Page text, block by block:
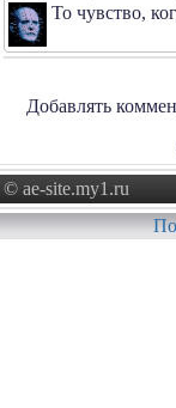
То чувство,
Добавлять
© ae-site.my1.ru